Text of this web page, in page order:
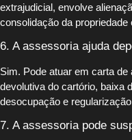
extrajudicial, envolve
consolidação da propriedade
6. A assessoria ajuda
Sim. Pode atuar em carta
devolutiva do cartório, baixa
desocupação e
7. A assessoria pode